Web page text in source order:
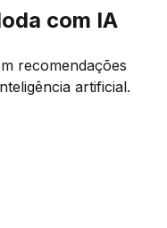
com IA
recomendações
artificial.